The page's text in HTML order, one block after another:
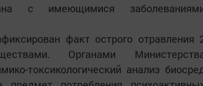
с имеющимися
факт острого отравления
Органами
токсикологический анализ